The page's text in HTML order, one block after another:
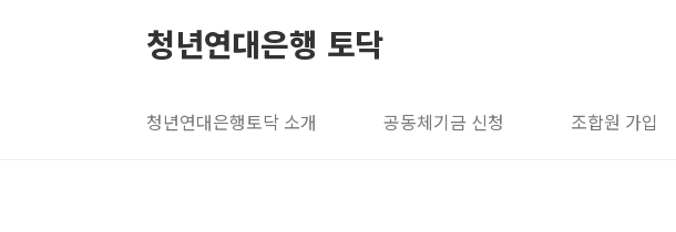
청년연대은행 토닥
청년연대은행토닥 소개 공동체기금 신청 조합원 가입